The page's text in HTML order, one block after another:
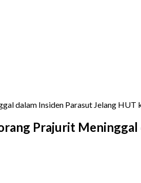
dalam Insiden Parasut Jelang HUT
Prajurit